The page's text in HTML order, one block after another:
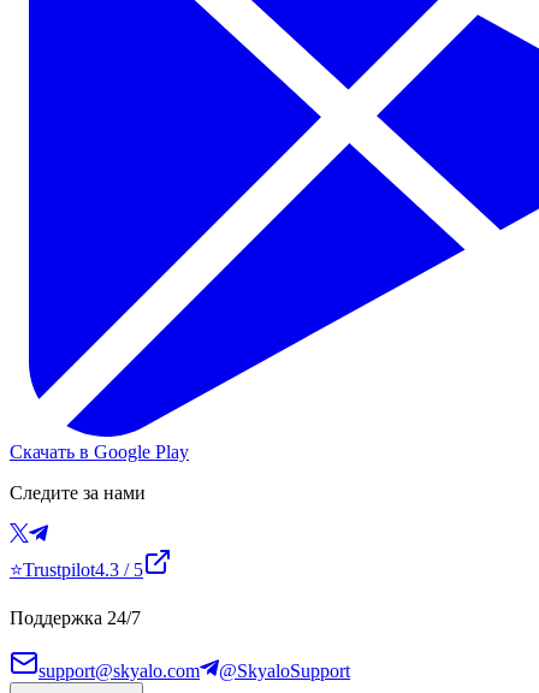
Скачать в Google Play
Следите за нами
⭐Trustpilot4.3 / 5
Поддержка 24/7
support@skyalo.com @SkyaloSupport